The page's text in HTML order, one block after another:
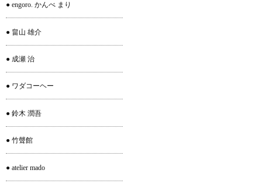
● engoro. かんべ まり
● 畠山 雄介
● 成瀬 治
● ワダコーヘー
● 鈴木 潤吾
● 竹聲館
● atelier mado